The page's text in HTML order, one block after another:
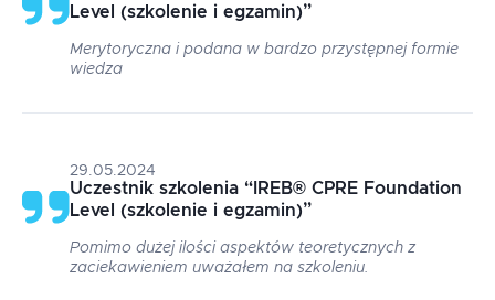
Level (szkolenie i egzamin)”
Merytoryczna i podana w bardzo przystępnej formie
wiedza
29.05.2024
Uczestnik szkolenia “ IREB® CPRE Foundation
Level (szkolenie i egzamin)”
Pomimo dużej ilości aspektów teoretycznych z
zaciekawieniem uważałem na szkoleniu.